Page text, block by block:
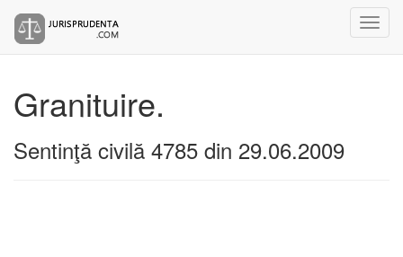
Granituire.
Sentinţă civilă 4785 din 29.06.2009